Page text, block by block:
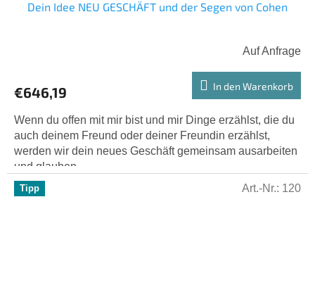
Dein Idee NEU GESCHÄFT und der Segen von Cohen
Auf Anfrage
€646,19 In den Warenkorb
Wenn du offen mit mir bist und mir Dinge erzählst, die du
auch deinem Freund oder deiner Freundin erzählst,
werden wir dein neues Geschäft gemeinsam ausarbeiten
und glauben,...
Tipp Art.-Nr.: 120